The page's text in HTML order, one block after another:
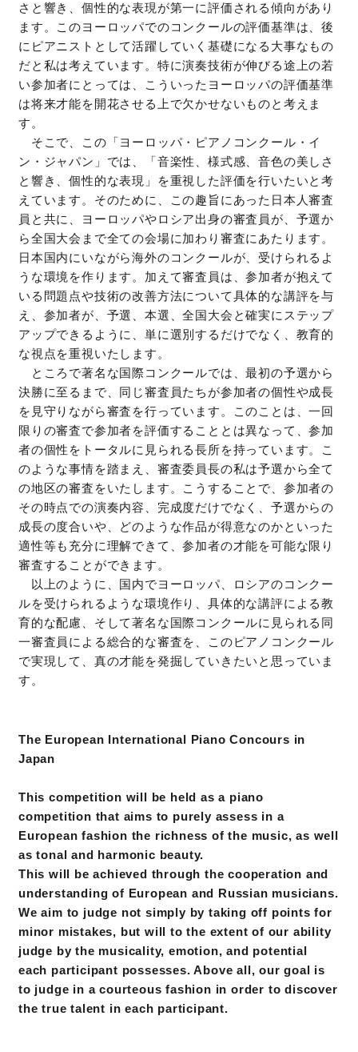
さと響き、個性的な表現が第一に評価される傾向があり
ます。このヨーロッパでのコンクールの評価基準は、後
にピアニストとして活躍していく基礎になる大事なもの
だと私は考えています。特に演奏技術が伸びる途上の若
い参加者にとっては、こういったヨーロッパの評価基準
は将来才能を開花させる上で欠かせないものと考えま
す。
そこで、この「ヨーロッパ・ピアノコンクール・イ
ン・ジャパン」では、「音楽性、様式感、音色の美しさ
と響き、個性的な表現」を重視した評価を行いたいと考
えています。そのために、この趣旨にあった日本人審査
員と共に、ヨーロッパやロシア出身の審査員が、予選か
ら全国大会まで全ての会場に加わり審査にあたります。
日本国内にいながら海外のコンクールが、受けられるよ
うな環境を作ります。加えて審査員は、参加者が抱えて
いる問題点や技術の改善方法について具体的な講評を与
え、参加者が、予選、本選、全国大会と確実にステップ
アップできるように、単に選別するだけでなく、教育的
な視点を重視いたします。
ところで著名な国際コンクールでは、最初の予選から
決勝に至るまで、同じ審査員たちが参加者の個性や成長
を見守りながら審査を行っています。このことは、一回
限りの審査で参加者を評価することとは異なって、参加
者の個性をトータルに見られる長所を持っています。こ
のような事情を踏まえ、審査委員長の私は予選から全て
の地区の審査をいたします。こうすることで、参加者の
その時点での演奏内容、完成度だけでなく、予選からの
成長の度合いや、どのような作品が得意なのかといった
適性等も充分に理解できて、参加者の才能を可能な限り
審査することができます。
以上のように、国内でヨーロッパ、ロシアのコンクー
ルを受けられるような環境作り、具体的な講評による教
育的な配慮、そして著名な国際コンクールに見られる同
一審査員による総合的な審査を、このピアノコンクール
で実現して、真の才能を発掘していきたいと思っていま
す。
The European International Piano Concours in
Japan
This competition will be held as a piano
competition that aims to purely assess in a
European fashion the richness of the music, as well
as tonal and harmonic beauty.
This will be achieved through the cooperation and
understanding of European and Russian musicians.
We aim to judge not simply by taking off points for
minor mistakes, but will to the extent of our ability
judge by the musicality, emotion, and potential
each participant possesses. Above all, our goal is
to judge in a courteous fashion in order to discover
the true talent in each participant.